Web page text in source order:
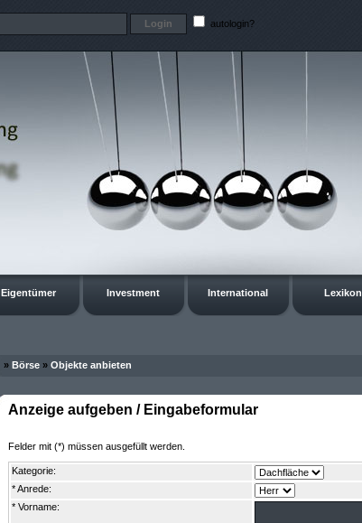
autologin?
Eigentümer Investment International Lexikon
» Börse » Objekte anbieten
Anzeige aufgeben / Eingabeformular
Felder mit (*) müssen ausgefüllt werden.
Kategorie:
* Anrede:
* Vorname: